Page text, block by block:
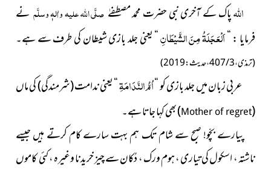
اللہپاک کے آخری نبی حضرت محمد مصطفےٰ صلَّی اللہ علیہ واٰلہٖ وسلَّمنے
فرمایا : “اَلْعَجَلَةُ مِنَ الشَّيْطَانِ“یعنی جلد بازی شیطان کی طرف سے ہے۔
(ترمذی ، 3 / 407 ، حدیث : 2019)
عربی زبان میںجلد بازی کو “اُمُّ النَّدَامَۃِ“ یعنی ندامت(شرمندگی)کی ماں
(
Mother of regret
)بھی کہا جاتاہے۔
پیارے بچّو! صبح سے شام تک ہم بہت سارے کام کرتے ہیں جیسے
ناشتہ ، اسکول کی تیاری ، ہوم ورک ، دُکان سے چیز خریدنا وغیرہ ، کئی کاموں